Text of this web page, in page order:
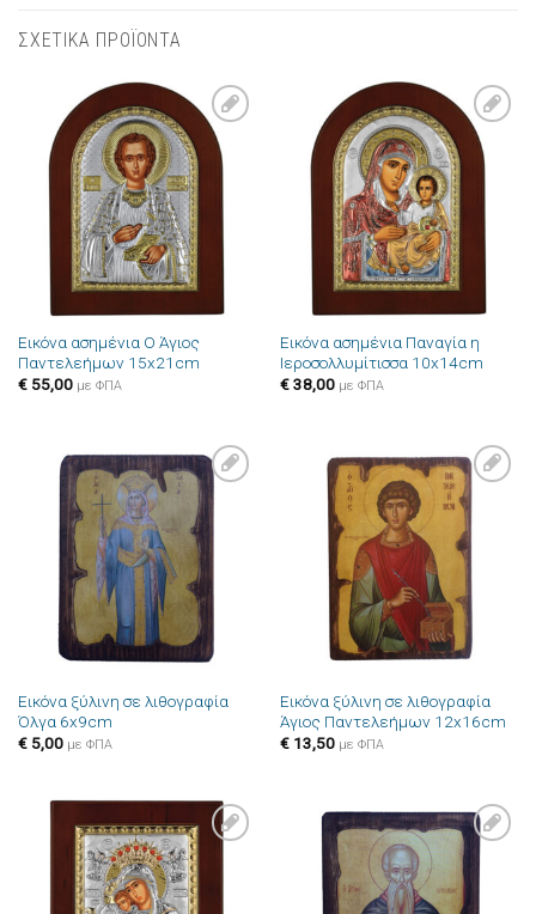
ΣΧΕΤΙΚΑ ΠΡΟΪΟΝΤΑ
Πρόσθήκη
στην λίστα
επιθυμιών
Εικόνα ασημένια Ο Άγιος
Παντελεήμων 15x21cm
€55,00 με ΦΠΑ
Πρόσθήκη
στην λίστα
επιθυμιών
Εικόνα ασημένια Παναγία η
Ιεροσολλυμίτισσα 10x14cm
€38,00 με ΦΠΑ
Πρόσθήκη
στην λίστα
επιθυμιών
Εικόνα ξύλινη σε λιθογραφία
Όλγα 6x9cm
€5,00 με ΦΠΑ
Πρόσθήκη
στην λίστα
επιθυμιών
Εικόνα ξύλινη σε λιθογραφία
Άγιος Παντελεήμων 12x16cm
€13,50 με ΦΠΑ
Πρόσθήκη
στην λίστα
επιθυμιών
Πρόσθήκη
στην λίστα
επιθυμιών